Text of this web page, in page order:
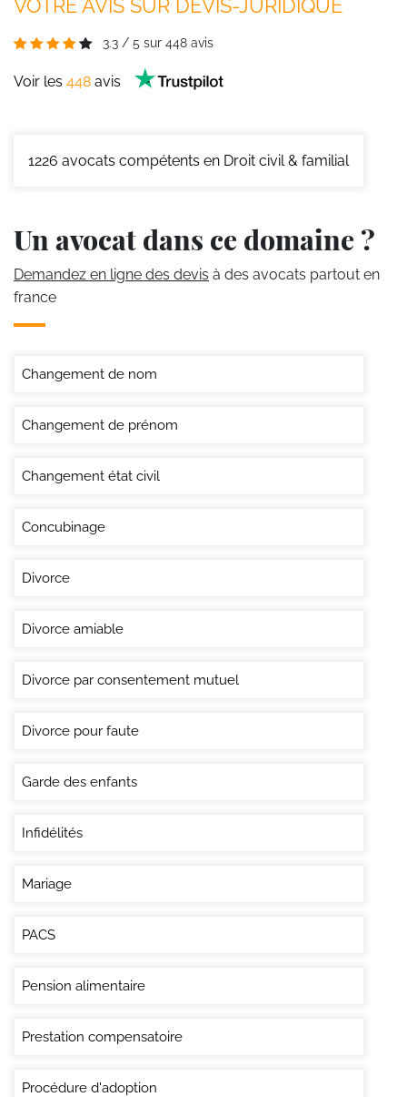
VOTRE AVIS SUR DEVIS-JURIDIQUE
3.3 / 5 sur 448 avis
Voir les 448 avis
1226 avocats compétents en Droit civil & familial
Un avocat dans ce domaine ?
Demandez en ligne des devis à des avocats partout en
france
Changement de nom
Changement de prénom
Changement état civil
Concubinage
Divorce
Divorce amiable
Divorce par consentement mutuel
Divorce pour faute
Garde des enfants
Infidélités
Mariage
PACS
Pension alimentaire
Prestation compensatoire
Procédure d'adoption